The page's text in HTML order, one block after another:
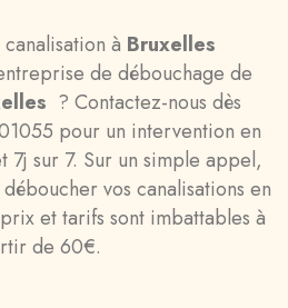
à Bruxelles
de débouchage de
? Contactez-nous dès
pour un intervention en
7j sur 7. Sur un simple appel,
vos canalisations en
et tarifs sont imbattables à
de 60€.